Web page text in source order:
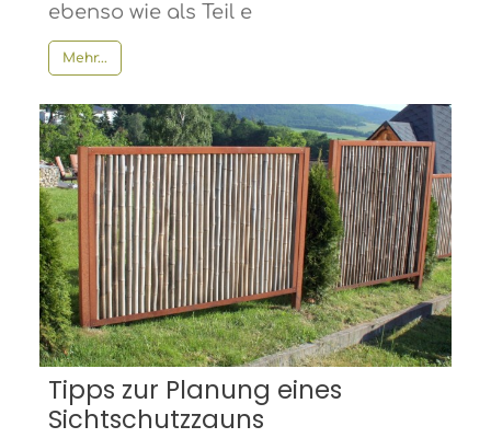
ebenso wie als Teil e
Mehr...
Tipps zur Planung eines
Sichtschutzzauns